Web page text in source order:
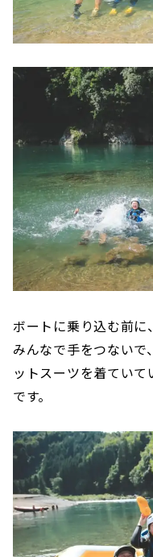
ボートに乗り込む前に
みんなで手をつないで
ットスーツを着てい
です。